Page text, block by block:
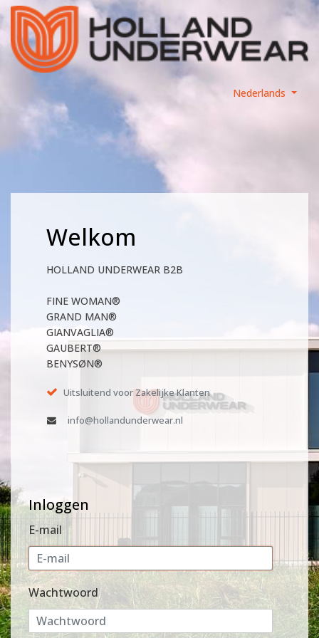
Nederlands
Welkom
HOLLAND UNDERWEAR B2B
FINE WOMAN®
GRAND MAN®
GIANVAGLIA®
GAUBERT®
BENYSØN®
Uitsluitend voor Zakelijke Klanten
info@hollandunderwear.nl
Inloggen
E-mail
Wachtwoord